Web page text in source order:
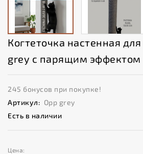
Когтеточка настенная
grey с парящим эффектом
245 бонусов при покупке!
Артикул: Opp grey
Есть в наличии
Цена: